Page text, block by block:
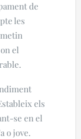
de
les
el
els
se en el
o jove.